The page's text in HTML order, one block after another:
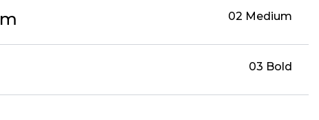
02 Medium
03 Bold